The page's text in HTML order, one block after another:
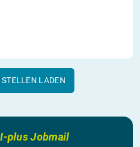
STELLEN LADEN
plus Jobmail